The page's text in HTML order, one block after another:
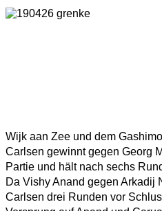
Wijk aan Zee und dem
Carlsen gewinnt gegen Georg
Partie und hält nach sechs
Da Vishy Anand gegen Arkadij
Carlsen drei Runden vor